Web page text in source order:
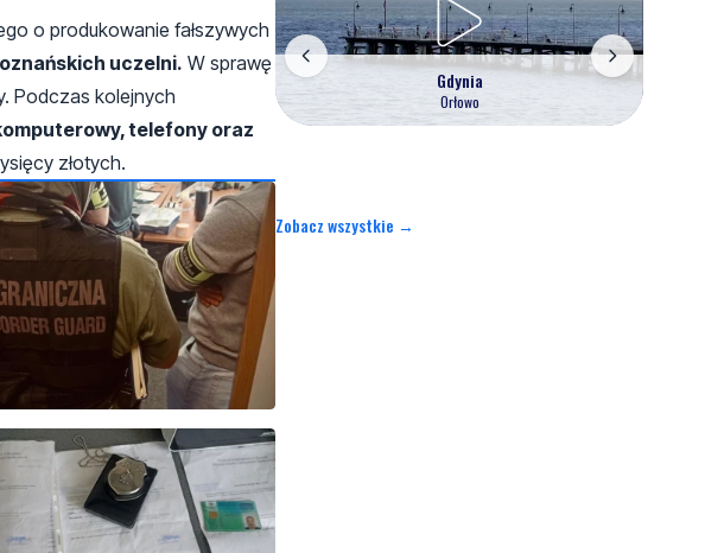
o produkowanie fałszywych
uczelni. W sprawę
Podczas kolejnych
telefony oraz
złotych.
Gdynia
Orłowo
Zobacz wszystkie →